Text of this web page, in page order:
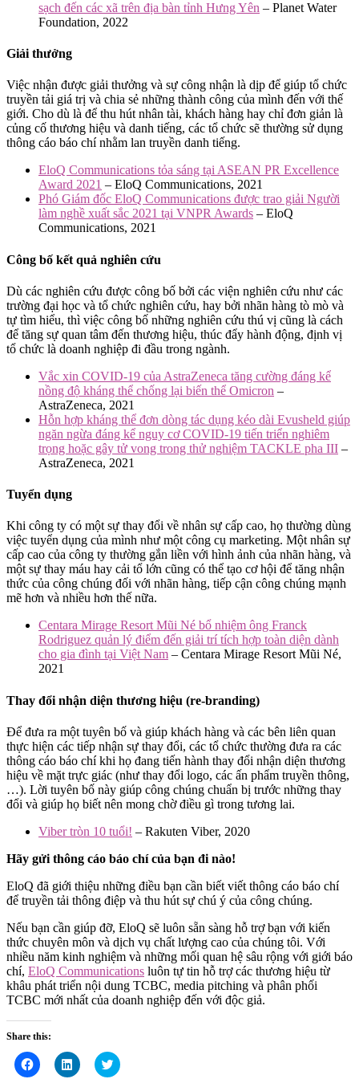
sạch đến các xã trên địa bàn tỉnh Hưng Yên – Planet Water
Foundation, 2022
Giải thưởng
Việc nhận được giải thưởng và sự công nhận là dịp để giúp tổ chức
truyền tải giá trị và chia sẻ những thành công của mình đến với thế
giới. Cho dù là để thu hút nhân tài, khách hàng hay chỉ đơn giản là
củng cố thương hiệu và danh tiếng, các tổ chức sẽ thường sử dụng
thông cáo báo chí nhằm lan truyền danh tiếng.
EloQ Communications tỏa sáng tại ASEAN PR Excellence
Award 2021 – EloQ Communications, 2021
Phó Giám đốc EloQ Communications được trao giải Người
làm nghề xuất sắc 2021 tại VNPR Awards – EloQ
Communications, 2021
Công bố kết quả nghiên cứu
Dù các nghiên cứu được công bố bởi các viện nghiên cứu như các
trường đại học và tổ chức nghiên cứu, hay bởi nhãn hàng tò mò và
tự tìm hiểu, thì việc công bố những nghiên cứu thú vị cũng là cách
để tăng sự quan tâm đến thương hiệu, thúc đẩy hành động, định vị
tổ chức là doanh nghiệp đi đầu trong ngành.
Vắc xin COVID-19 của AstraZeneca tăng cường đáng kể
nồng độ kháng thể chống lại biến thể Omicron –
AstraZeneca, 2021
Hỗn hợp kháng thể đơn dòng tác dụng kéo dài Evusheld giúp
ngăn ngừa đáng kể nguy cơ COVID-19 tiến triển nghiêm
trọng hoặc gây tử vong trong thử nghiệm TACKLE pha III –
AstraZeneca, 2021
Tuyển dụng
Khi công ty có một sự thay đổi về nhân sự cấp cao, họ thường dùng
việc tuyển dụng của mình như một công cụ marketing. Một nhân sự
cấp cao của công ty thường gắn liền với hình ảnh của nhãn hàng, và
một sự thay máu hay cải tổ lớn cũng có thể tạo cơ hội để tăng nhận
thức của công chúng đối với nhãn hàng, tiếp cận công chúng mạnh
mẽ hơn và nhiều hơn thế nữa.
Centara Mirage Resort Mũi Né bổ nhiệm ông Franck
Rodriguez quản lý điểm đến giải trí tích hợp toàn diện dành
cho gia đình tại Việt Nam – Centara Mirage Resort Mũi Né,
2021
Thay đổi nhận diện thương hiệu (re-branding)
Để đưa ra một tuyên bố và giúp khách hàng và các bên liên quan
thực hiện các tiếp nhận sự thay đổi, các tổ chức thường đưa ra các
thông cáo báo chí khi họ đang tiến hành thay đổi nhận diện thương
hiệu về mặt trực giác (như thay đổi logo, các ấn phẩm truyền thông,
…). Lời tuyên bố này giúp công chúng chuẩn bị trước những thay
đổi và giúp họ biết nên mong chờ điều gì trong tương lai.
Viber tròn 10 tuổi! – Rakuten Viber, 2020
Hãy gửi thông cáo báo chí của bạn đi nào!
EloQ đã giới thiệu những điều bạn cần biết viết thông cáo báo chí
để truyền tải thông điệp và thu hút sự chú ý của công chúng.
Nếu bạn cần giúp đỡ, EloQ sẽ luôn sẵn sàng hỗ trợ bạn với kiến
thức chuyên môn và dịch vụ chất lượng cao của chúng tôi. Với
nhiều năm kinh nghiệm và những mối quan hệ sâu rộng với giới báo
chí, EloQ Communications luôn tự tin hỗ trợ các thương hiệu từ
khâu phát triển nội dung TCBC, media pitching và phân phối
TCBC mới nhất của doanh nghiệp đến với độc giả.
Share this:
Click
to
Click
to
Click
to